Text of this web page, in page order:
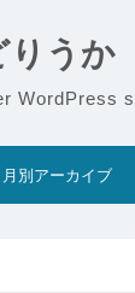
りうか
WordPress
月別アーカイブ